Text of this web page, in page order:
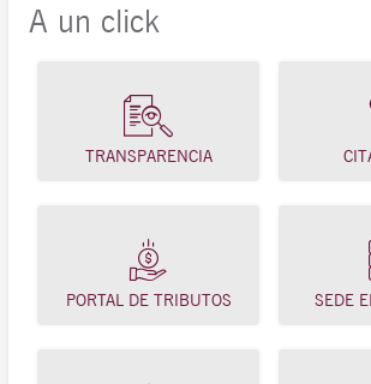
A un click
TRANSPARENCIA
PORTAL DE TRIBUTOS SEDE